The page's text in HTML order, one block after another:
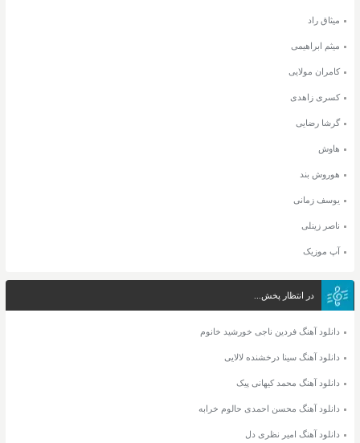
میثاق راد
میثم ابراهیمی
کامران مولایی
کسری زاهدی
گرشا رضایی
هاوش
هوروش بند
یوسف زمانی
ناصر زینلی
آپ موزیک
در انتظار پخش...
دانلود آهنگ فردین ناجی خورشید خانوم
دانلود آهنگ سینا درخشنده لالایی
دانلود آهنگ محمد کیهانی پیک
دانلود آهنگ محسن احمدی حالوم خرابه
دانلود آهنگ امیر نظری دل